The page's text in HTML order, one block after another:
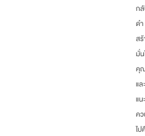
ก
ดำ
สร้
มั่น
คุ
แล
แน
ค
ไป